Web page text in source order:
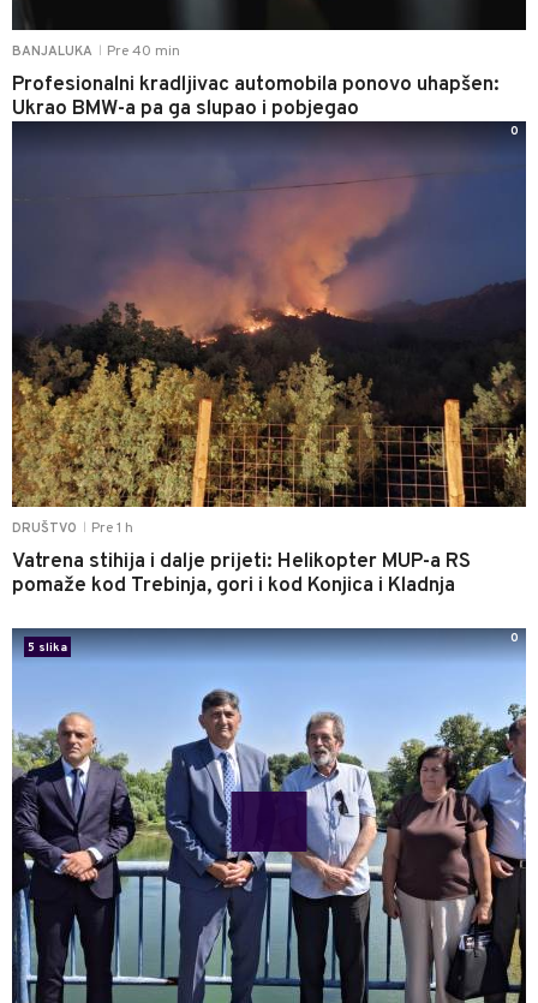
BANJALUKA Pre 40 min
Profesionalni kradljivac automobila ponovo uhapšen:
Ukrao BMW-a pa ga slupao i pobjegao
DRUŠTVO Pre 1 h
Vatrena stihija i dalje prijeti: Helikopter MUP-a RS
pomaže kod Trebinja, gori i kod Konjica i Kladnja
0
5 slika
0